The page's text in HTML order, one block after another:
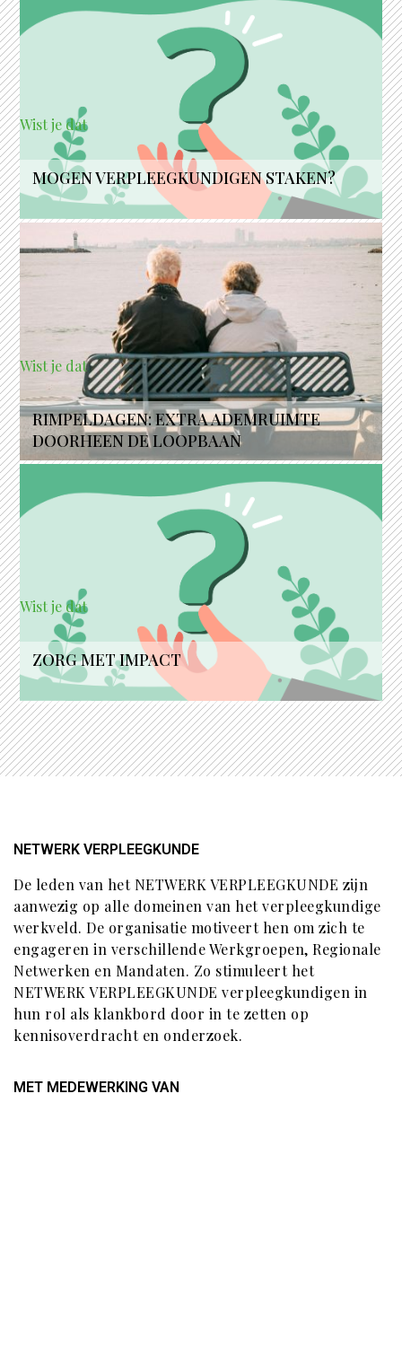
Wist je dat
MOGEN VERPLEEGKUNDIGEN STAKEN?
Wist je dat
RIMPELDAGEN: EXTRA ADEMRUIMTE
DOORHEEN DE LOOPBAAN
Wist je dat
ZORG MET IMPACT
NETWERK VERPLEEGKUNDE
De leden van het NETWERK VERPLEEGKUNDE zijn
aanwezig op alle domeinen van het verpleegkundige
werkveld. De organisatie motiveert hen om zich te
engageren in verschillende Werkgroepen, Regionale
Netwerken en Mandaten. Zo stimuleert het
NETWERK VERPLEEGKUNDE verpleegkundigen in
hun rol als klankbord door in te zetten op
kennisoverdracht en onderzoek.
MET MEDEWERKING VAN